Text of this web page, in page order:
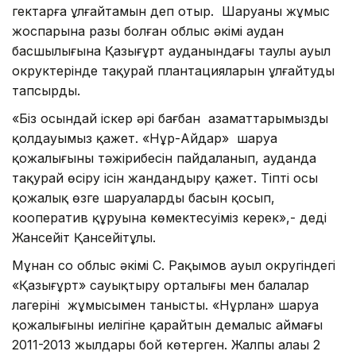
гектарға ұлғайтамын деп отыр. Шаруаның жұмыс
жоспарына разы болған облыс әкімі аудан
басшылығына Қазығұрт ауданындағы таулы ауыл
окруктерінде таңқурай плантацияларын ұлғайтуды
тапсырды.
«Біз осындай іскер әрі бағбан азаматтарымызды
қолдауымыз қажет. «Нұр-Айдар» шаруа
қожалығының тәжірибесін пайдаланып, ауданда
таңқурай өсіру ісін жандандыру қажет. Тіпті осы
қожалық өзге шаруалардың басын қосып,
кооператив құруына көмектесуіміз керек»,- деді
Жансейіт Қансейітұлы.
Мұнан соң облыс әкімі С. Рақымов ауыл округіндегі
«Қазығұрт» сауықтыру орталығы мен балалар
лагерінің жұмысымен танысты. «Нұрлан» шаруа
қожалығының иелігіне қарайтын демалыс аймағы
2011-2013 жылдары бой көтерген. Жалпы алаңы 2